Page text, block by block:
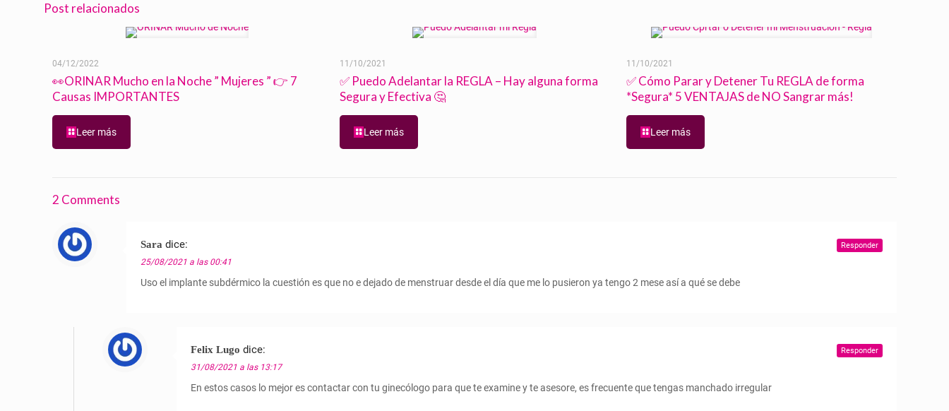
Post relacionados
04/12/2022
👀ORINAR Mucho en la Noche ” Mujeres ” 👉 7
Causas IMPORTANTES
Leer más
11/10/2021
✅ Puedo Adelantar la REGLA – Hay alguna forma
Segura y Efectiva 🤔
Leer más
11/10/2021
✅ Cómo Parar y Detener Tu REGLA de forma
*Segura* 5 VENTAJAS de NO Sangrar más!
Leer más
2 Comments
Sara dice:
25/08/2021 a las 00:41
Uso el implante subdérmico la cuestión es que no e dejado de menstruar desde el día que me lo pusieron ya tengo 2 mese así a qué se debe
Responder
Felix Lugo dice:
31/08/2021 a las 13:17
En estos casos lo mejor es contactar con tu ginecólogo para que te examine y te asesore, es frecuente que tengas manchado irregular
Responder